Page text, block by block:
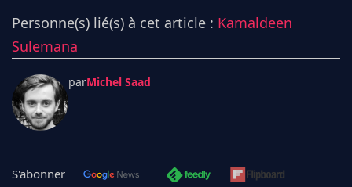
Personne(s) lié(s) à cet article : Kamaldeen
Sulemana
parMichel Saad
S'abonner